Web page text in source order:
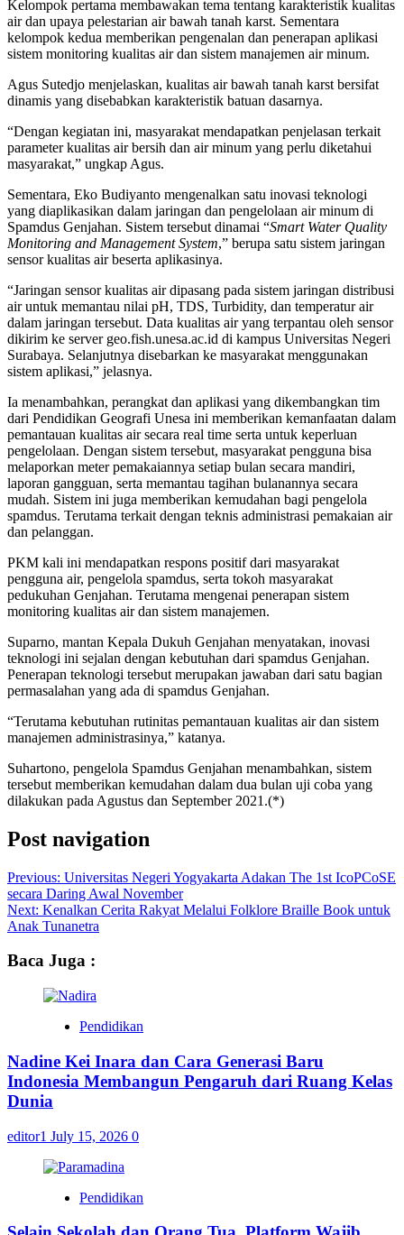
Kelompok pertama membawakan tema tentang karakteristik kualitas
air dan upaya pelestarian air bawah tanah karst. Sementara
kelompok kedua memberikan pengenalan dan penerapan aplikasi
sistem monitoring kualitas air dan sistem manajemen air minum.
Agus Sutedjo menjelaskan, kualitas air bawah tanah karst bersifat
dinamis yang disebabkan karakteristik batuan dasarnya.
“Dengan kegiatan ini, masyarakat mendapatkan penjelasan terkait
parameter kualitas air bersih dan air minum yang perlu diketahui
masyarakat,” ungkap Agus.
Sementara, Eko Budiyanto mengenalkan satu inovasi teknologi
yang diaplikasikan dalam jaringan dan pengelolaan air minum di
Spamdus Genjahan. Sistem tersebut dinamai “Smart Water Quality
Monitoring and Management System,” berupa satu sistem jaringan
sensor kualitas air beserta aplikasinya.
“Jaringan sensor kualitas air dipasang pada sistem jaringan distribusi
air untuk memantau nilai pH, TDS, Turbidity, dan temperatur air
dalam jaringan tersebut. Data kualitas air yang terpantau oleh sensor
dikirim ke server geo.fish.unesa.ac.id di kampus Universitas Negeri
Surabaya. Selanjutnya disebarkan ke masyarakat menggunakan
sistem aplikasi,” jelasnya.
Ia menambahkan, perangkat dan aplikasi yang dikembangkan tim
dari Pendidikan Geografi Unesa ini memberikan kemanfaatan dalam
pemantauan kualitas air secara real time serta untuk keperluan
pengelolaan. Dengan sistem tersebut, masyarakat pengguna bisa
melaporkan meter pemakaiannya setiap bulan secara mandiri,
laporan gangguan, serta memantau tagihan bulanannya secara
mudah. Sistem ini juga memberikan kemudahan bagi pengelola
spamdus. Terutama terkait dengan teknis administrasi pemakaian air
dan pelanggan.
PKM kali ini mendapatkan respons positif dari masyarakat
pengguna air, pengelola spamdus, serta tokoh masyarakat
pedukuhan Genjahan. Terutama mengenai penerapan sistem
monitoring kualitas air dan sistem manajemen.
Suparno, mantan Kepala Dukuh Genjahan menyatakan, inovasi
teknologi ini sejalan dengan kebutuhan dari spamdus Genjahan.
Penerapan teknologi tersebut merupakan jawaban dari satu bagian
permasalahan yang ada di spamdus Genjahan.
“Terutama kebutuhan rutinitas pemantauan kualitas air dan sistem
manajemen administrasinya,” katanya.
Suhartono, pengelola Spamdus Genjahan menambahkan, sistem
tersebut memberikan kemudahan dalam dua bulan uji coba yang
dilakukan pada Agustus dan September 2021.(*)
Post navigation
Previous: Universitas Negeri Yogyakarta Adakan The 1st IcoPCoSE
secara Daring Awal November
Next: Kenalkan Cerita Rakyat Melalui Folklore Braille Book untuk
Anak Tunanetra
Baca Juga :
Pendidikan
Nadine Kei Inara dan Cara Generasi Baru
Indonesia Membangun Pengaruh dari Ruang Kelas
Dunia
editor1 July 15, 2026 0
Pendidikan